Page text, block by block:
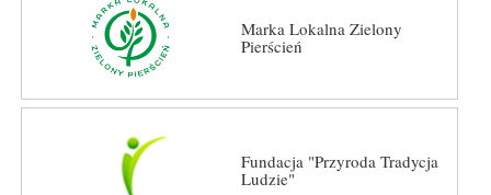
Marka Lokalna Zielony
Pierścień
Fundacja "Przyroda Tradycja
Ludzie"